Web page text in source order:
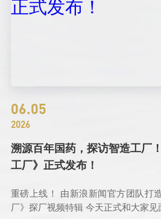
06.05
2026
溯源百年国药，探访智造工厂
工厂》正式发布！
重磅上线！ 由新浪新闻官方团队打
厂》探厂视频特辑 今天正式和大家见